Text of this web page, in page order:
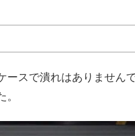
スで潰れはありません